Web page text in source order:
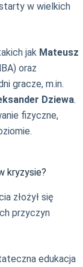
w wielkich
jak Mateusz
oraz
gracze, m.in.
Dziewa.
fizyczne,
kryzysie?
złożył się
przyczyn
edukacja